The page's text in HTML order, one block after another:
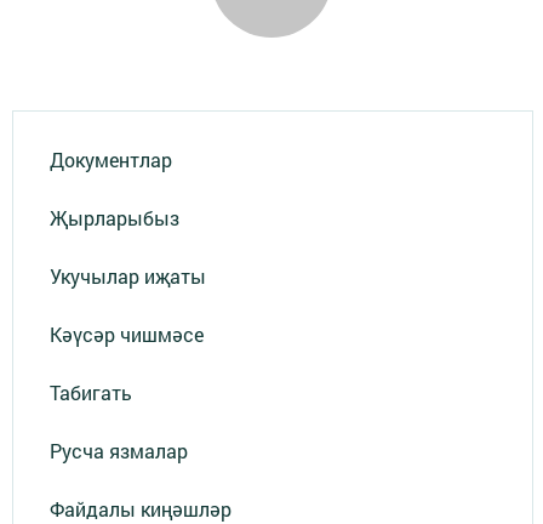
Документлар
Җырларыбыз
Укучылар иҗаты
Кәүсәр чишмәсе
Табигать
Русча язмалар
Файдалы киңәшләр